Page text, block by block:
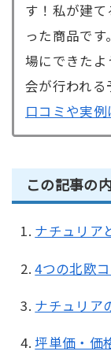
す！私が建
った商品で
場にできた
会が行われる
口コミや実
この記事の
ナチュリア
4つの北欧
ナチュリア
坪単価・価